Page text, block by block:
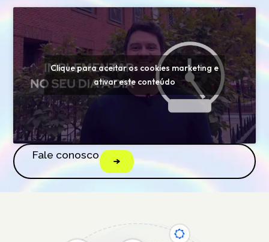
Clique para aceitar os cookies marketing e
ativar este conteúdo
Fale conosco